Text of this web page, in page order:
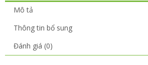
Mô tả
Thông tin bổ sung
Đánh giá (0)